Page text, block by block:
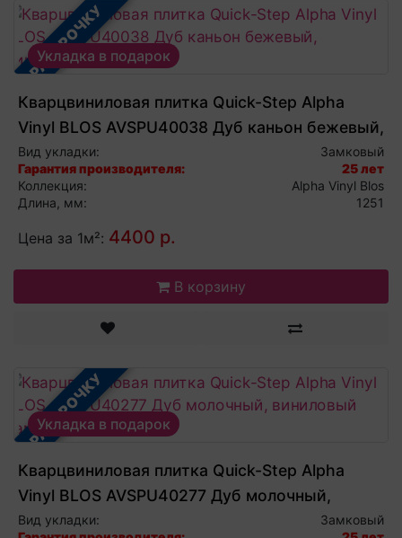
В РАССРОЧКУ
Укладка в подарок
Кварцвиниловая плитка Quick-Step Alpha
Vinyl BLOS AVSPU40038 Дуб каньон бежевый,
виниловый ламинат
Вид укладки:
Замковый
Гарантия производителя:
25 лет
Коллекция:
Alpha Vinyl Blos
Длина, мм:
1251
Цена за 1м²: 4400 р.
В корзину
В РАССРОЧКУ
Укладка в подарок
Кварцвиниловая плитка Quick-Step Alpha
Vinyl BLOS AVSPU40277 Дуб молочный,
виниловый ламинат
Вид укладки:
Замковый